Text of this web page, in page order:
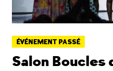
ÉVÉNEMENT PASSÉ
Salon Boucles